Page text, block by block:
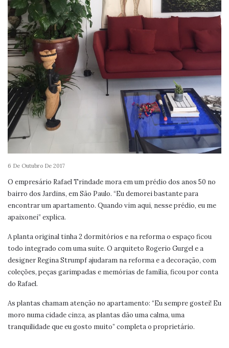
6 De Outubro De 2017
O empresário Rafael Trindade mora em um prédio dos anos 50 no
bairro dos Jardins, em São Paulo. “Eu demorei bastante para
encontrar um apartamento. Quando vim aqui, nesse prédio, eu me
apaixonei” explica.
A planta original tinha 2 dormitórios e na reforma o espaço ficou
todo integrado com uma suíte. O arquiteto Rogerio Gurgel e a
designer Regina Strumpf ajudaram na reforma e a decoração, com
coleções, peças garimpadas e memórias de família, ficou por conta
do Rafael.
As plantas chamam atenção no apartamento: “Eu sempre gostei! Eu
moro numa cidade cinza, as plantas dão uma calma, uma
tranquilidade que eu gosto muito” completa o proprietário.